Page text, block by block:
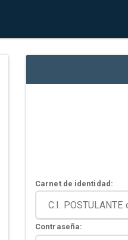
Carnet de identidad:
Contraseña: